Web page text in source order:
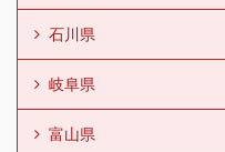
石川県
岐阜県
富山県